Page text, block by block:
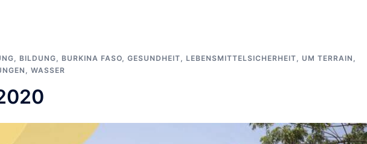
, BILDUNG, BURKINA FASO, GESUNDHEIT, LEBENSMITTELSICHERHEIT, UM TERRAIN ,
, WASSER